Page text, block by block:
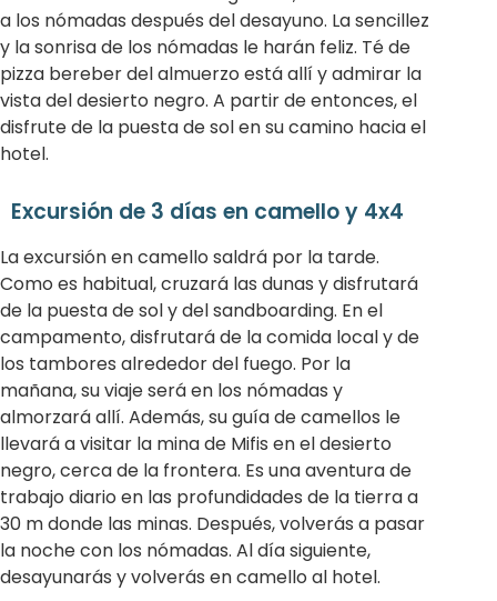
a los nómadas después del desayuno. La sencillez
y la sonrisa de los nómadas le harán feliz. Té de
pizza bereber del almuerzo está allí y admirar la
vista del desierto negro. A partir de entonces, el
disfrute de la puesta de sol en su camino hacia el
hotel.
Excursión de 3 días en camello y 4x4
La excursión en camello saldrá por la tarde.
Como es habitual, cruzará las dunas y disfrutará
de la puesta de sol y del sandboarding. En el
campamento, disfrutará de la comida local y de
los tambores alrededor del fuego. Por la
mañana, su viaje será en los nómadas y
almorzará allí. Además, su guía de camellos le
llevará a visitar la mina de Mifis en el desierto
negro, cerca de la frontera. Es una aventura de
trabajo diario en las profundidades de la tierra a
30 m donde las minas. Después, volverás a pasar
la noche con los nómadas. Al día siguiente,
desayunarás y volverás en camello al hotel.